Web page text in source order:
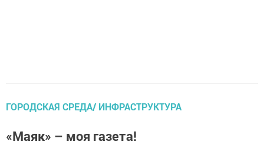
ГОРОДСКАЯ СРЕДА/ ИНФРАСТРУКТУРА
«Маяк» – моя газета!